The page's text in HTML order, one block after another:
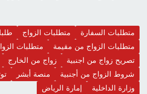
متطلبات السفارة متطلبات الزواج
متطلبات الزواج من مقيمة
متطلبات
​تصريح زواج من اجنبية
زواج من الخارج
شروط الزواج من أجنبية
منصة أبشر
وزارة الداخلية
إمارة الرياض